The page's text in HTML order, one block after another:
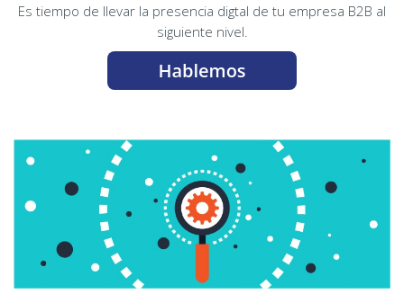
Es tiempo de llevar la presencia digtal de tu empresa B2B al
siguiente nivel.